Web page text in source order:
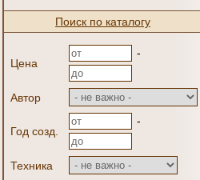
Поиск по каталогу
Цена
-
Автор
Год созд.
-
Техника